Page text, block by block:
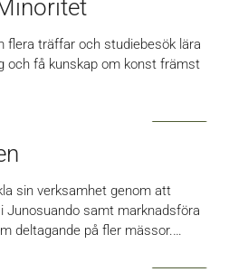
flera träffar och studiebesök lära
och få kunskap om konst främst
sin verksamhet genom att
Junosuando samt marknadsföra
deltagande på fler mässor.…